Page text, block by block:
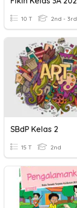
10 T 2nd - 3rd
SBdP Kelas 2
15 T 2nd